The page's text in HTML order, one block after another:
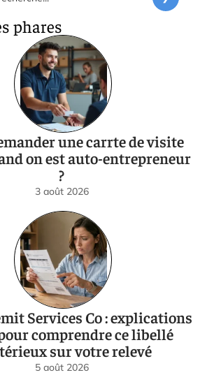
phares
une carrte de visite
on est auto-entrepreneur
?
3 août 2026
Services Co : explications
comprendre ce libellé
sur votre relevé
5 août 2026